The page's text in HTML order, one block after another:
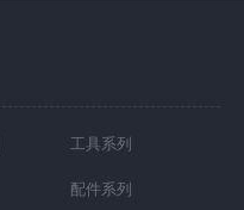
工具系列
配件系列